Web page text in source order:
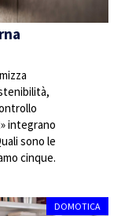
integrano
sono le
cinque.
DOMOTICA